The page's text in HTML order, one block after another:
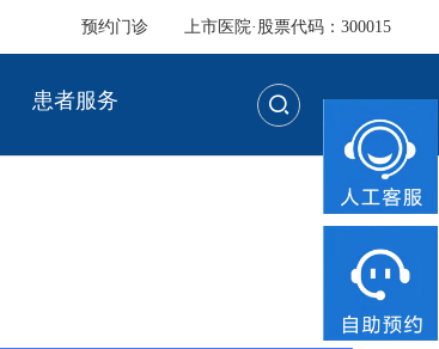
预约门诊 上市医院·股票代码：300015
患者服务